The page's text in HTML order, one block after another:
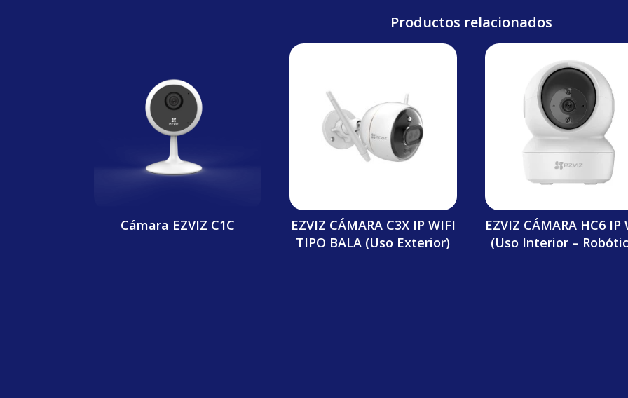
Productos relacionados
Cámara EZVIZ C1C
EZVIZ CÁMARA C3X IP WIFI
TIPO BALA (Uso Exterior)
EZVIZ CÁMARA HC6 IP
(Uso Interior –